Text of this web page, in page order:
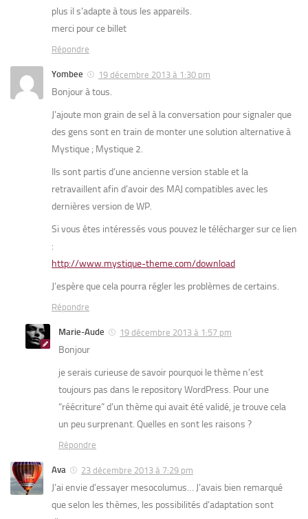
plus il s’adapte à tous les appareils.
merci pour ce billet
Répondre
Yombee 19 décembre 2013 à 1:30 pm
Bonjour à tous.
J’ajoute mon grain de sel à la conversation pour signaler que
des gens sont en train de monter une solution alternative à
Mystique ; Mystique 2.
Ils sont partis d’une ancienne version stable et la
retravaillent afin d’avoir des MAJ compatibles avec les
dernières version de WP.
Si vous êtes intéressés vous pouvez le télécharger sur ce lien
:
http://www.mystique-theme.com/download
J’espère que cela pourra régler les problèmes de certains.
Répondre
Marie-Aude 19 décembre 2013 à 1:57 pm
Bonjour
je serais curieuse de savoir pourquoi le thème n’est
toujours pas dans le repository WordPress. Pour une
“réécriture” d’un thème qui avait été validé, je trouve cela
un peu surprenant. Quelles en sont les raisons ?
Répondre
Ava 23 décembre 2013 à 7:29 pm
J’ai envie d’essayer mesocolumus… J’avais bien remarqué
que selon les thèmes, les possibilités d’adaptation sont